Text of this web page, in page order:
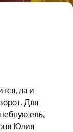
да и
Для
ель,
Юлия